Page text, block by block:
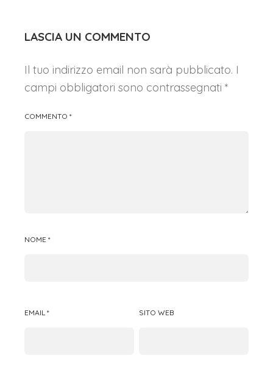
LASCIA UN COMMENTO
Il tuo indirizzo email non sarà pubblicato. I
campi obbligatori sono contrassegnati *
COMMENTO *
NOME *
EMAIL * SITO WEB